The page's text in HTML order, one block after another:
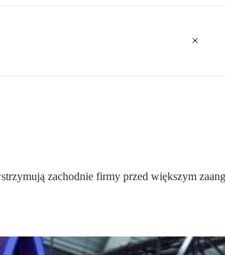
zachodnie firmy przed większym